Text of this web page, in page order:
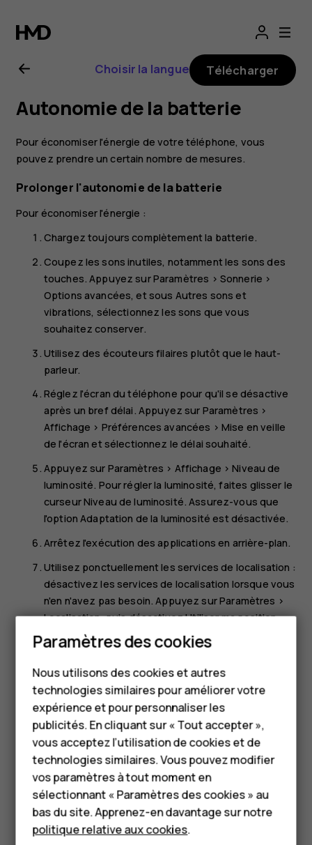
Guide
de
l'utilisateur
Nokia
G20
Smartphones
Téléphones classiques
HMD Terra M
Pour les entreprises
Tablettes
Boutique
Mon compte
Choisir la langue Télécharger
Autonomie de la batterie
Pour économiser l'énergie de votre téléphone, vous
pouvez prendre un certain nombre de mesures.
Prolonger l'autonomie de la batterie
Pour économiser l'énergie :
Chargez toujours complètement la batterie.
Coupez les sons inutiles, notamment les sons des
touches. Appuyez surParamètres > Sonnerie >
Options avancées, et sous Autres sons et
vibrations, sélectionnez les sons que vous
souhaitez conserver.
Utilisez des écouteurs filaires plutôt que le haut-
parleur.
Réglez l'écran du téléphone pour qu'il se désactive
après un bref délai. Appuyez sur Paramètres >
Affichage > Préférences avancées > Mise en veille
de l'écran et sélectionnez le délai souhaité.
Appuyez sur Paramètres > Affichage >Niveau de
luminosité. Pour régler la luminosité, faites glisser le
curseur Niveau de luminosité. Assurez-vous que
l'optionAdaptation de la luminosité est désactivée.
Arrêtez l'exécution des applications en arrière-plan.
Utilisez ponctuellement les services de localisation :
désactivez les services de localisation lorsque vous
n'en n'avez pas besoin. Appuyez surParamètres >
Localisation, puis désactivezUtiliser ma position.
Utilisez les connexions réseau avec parcimonie :
nécessaire. Utilisez une connexion Wi-Fi pour vous
connecter à Internet, plutôt qu'une connexion de
données mobiles. Empêchez votre téléphone de
rechercher les réseaux sans fil disponibles.
Appuyez surParamètres>Réseau et Internet
Fiet désactivezUtiliser le Wi-Fi. Si vous écoutez de
la musique ou si vous utilisez votre téléphone d'une
quelconque façon, mais ne souhaitez pas émettre
ou recevoir d'appels, activez le mode avion.
Appuyez surParamètres>Réseau et Internet
Paramètres des cookies
Nous utilisons des cookies et autres
technologies similaires pour améliorer votre
expérience et pour personnaliser les
publicités. En cliquant sur « Tout accepter »,
vous acceptez l’utilisation de cookies et de
technologies similaires. Vous pouvez modifier
vos paramètres à tout moment en
sélectionnant « Paramètres des cookies » au
bas du site. Apprenez-en davantage sur notre
politique relative aux cookies.